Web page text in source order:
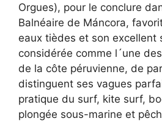
Orgues), pour le conclure
Balnéaire de Máncora,
eaux tièdes et son excellent
considérée comme l´une
de la côte péruvienne, de
distinguent ses vagues
pratique du surf, kite surf,
plongée sous-marine et